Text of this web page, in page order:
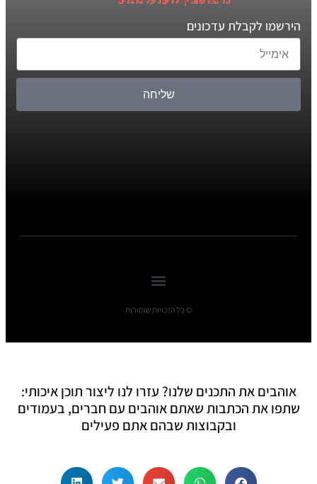
הירשמו לקבלת עדכונים
שליחה
© כל הזכויות שומורות
אוהבים את התכנים שלנו? עזרו לנו ליצור תוכן איכותי:
שתפו את הכתבות שאתם אוהבים עם חברים, בעמודים
ובקבוצות שבהם אתם פעילים